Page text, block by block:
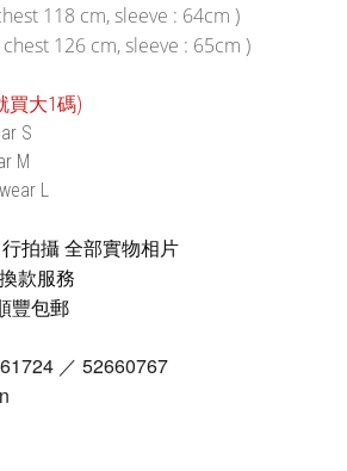
118 cm, sleeve : 64cm )
126 cm, sleeve : 65cm )
買大1碼)
S
M
L
拍攝 全部實物相片
款服務
豐包郵
／ 52660767